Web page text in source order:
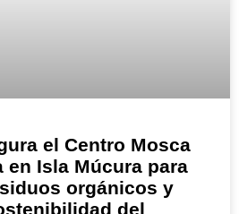
el Centro Mosca
en Isla Múcura para
orgánicos y
del